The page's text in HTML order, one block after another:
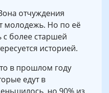
отчуждения
молодежь. Но по её
более старшей
историей.
в прошлом году
едут в